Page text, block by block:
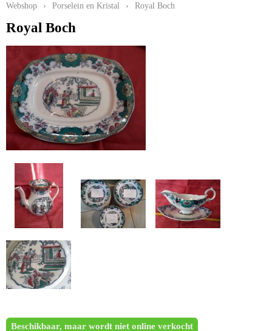
Webshop › Porselein en Kristal › Royal Boch
Royal Boch
Beschikbaar, maar wordt niet online verkocht